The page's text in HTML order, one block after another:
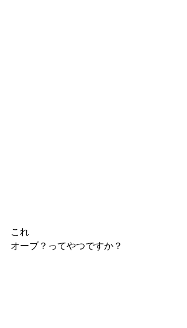
これ
オーブ？ってやつですか？